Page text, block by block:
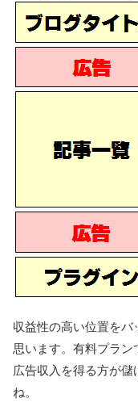
収益性の高い位置をバ
思います。有料プラ
広告収入を得る方が
ね。